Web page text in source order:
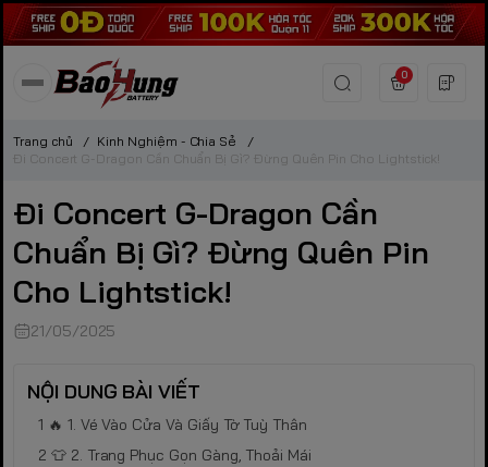
0
Trang chủ / Kinh Nghiệm - Chia Sẻ
/
Đi Concert G-Dragon Cần Chuẩn Bị Gì? Đừng Quên Pin Cho Lightstick!
Đi Concert G-Dragon Cần
Chuẩn Bị Gì? Đừng Quên Pin
Cho Lightstick!
21/05/2025
NỘI DUNG BÀI VIẾT
🔥 1. Vé Vào Cửa Và Giấy Tờ Tuỳ Thân
👕 2. Trang Phục Gọn Gàng, Thoải Mái